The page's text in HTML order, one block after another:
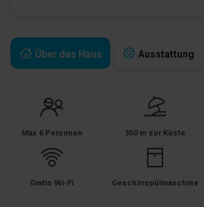
Über das Haus Ausstattung
Max 6 Personen 350 m zur Küste
Gratis Wi-Fi Geschirrspülmaschine